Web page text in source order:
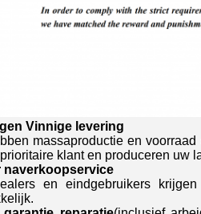
Vinnige levering
massaproductie en
klant en produceren uw
naverkoopservice
en eindgebruikers